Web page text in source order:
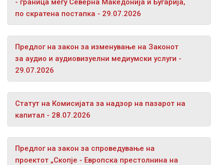
- граница меѓу Северна Македонија и Бугарија,
по скратена постапка - 29.07.2026
Предлог на закон за изменување на Законот
за аудио и аудиовизуелни медиумски услуги -
29.07.2026
Статут на Комисијата за надзор на пазарот на
капитал - 28.07.2026
Предлог на закон за спроведување на
проектот „Скопје - Европска престолнина на